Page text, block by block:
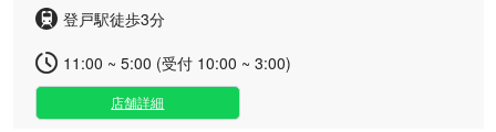
登戸駅徒歩3分
11:00 ~ 5:00 (受付 10:00 ~ 3:00)
店舗詳細